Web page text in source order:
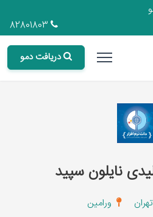
دریافت دمو
نایلون سپید
تهران ورامین